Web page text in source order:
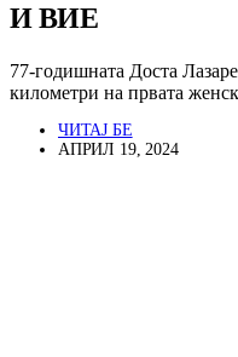
И ВИЕ
77-годишната Доста
километри на првата
ЧИТАЈ БЕ
АПРИЛ 19, 2024